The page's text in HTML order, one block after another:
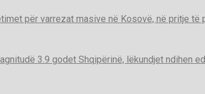
për varrezat masive në Kosovë, në pritje
3.9 godet Shqipërinë, lëkundjet ndihen